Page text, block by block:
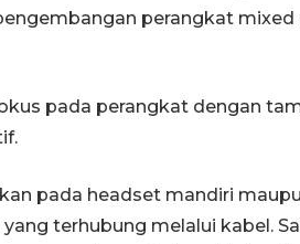
perangkat mixed
pada perangkat dengan
pada headset mandiri
terhubung melalui kabel.